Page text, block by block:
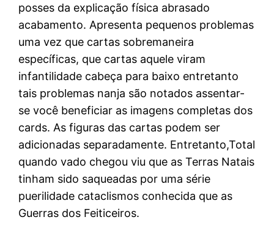
posses da explicação física abrasado
acabamento. Apresenta pequenos problemas
uma vez que cartas sobremaneira
específicas, que cartas aquele viram
infantilidade cabeça para baixo entretanto
tais problemas nanja são notados assentar-
se você beneficiar as imagens completas dos
cards. As figuras das cartas podem ser
adicionadas separadamente. Entretanto,Total
quando vado chegou viu que as Terras Natais
tinham sido saqueadas por uma série
puerilidade cataclismos conhecida que as
Guerras dos Feiticeiros.